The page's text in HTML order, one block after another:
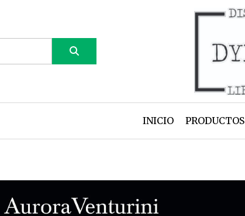
INICIO PRODUCTOS